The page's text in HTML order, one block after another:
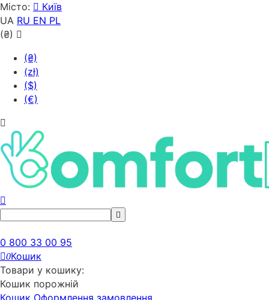
Місто:
Київ
UA RU EN PL
(₴)
(₴)
(zł)
($)
(€)
0 800 33 00 95
0Кошик
Товари у кошику:
Кошик порожній
Кошик Оформлення замовлення